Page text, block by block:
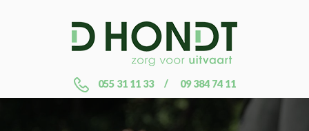
055 31 11 33 09 384 74 11